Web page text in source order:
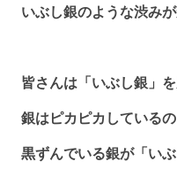
いぶし銀のような渋み
皆さんは「いぶし銀」
銀はピカピカしているの
黒ずんでいる銀が「い